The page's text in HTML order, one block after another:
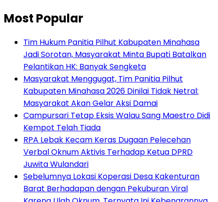
Most Popular
Tim Hukum Panitia Pilhut Kabupaten Minahasa
Jadi Sorotan, Masyarakat Minta Bupati Batalkan
Pelantikan HK: Banyak Sengketa
Masyarakat Menggugat, Tim Panitia Pilhut
Kabupaten Minahasa 2026 Dinilai Tidak Netral:
Masyarakat Akan Gelar Aksi Damai
Campursari Tetap Eksis Walau Sang Maestro Didi
Kempot Telah Tiada
RPA Lebak Kecam Keras Dugaan Pelecehan
Verbal Oknum Aktivis Terhadap Ketua DPRD
Juwita Wulandari
Sebelumnya Lokasi Koperasi Desa Kakenturan
Barat Berhadapan dengan Pekuburan Viral